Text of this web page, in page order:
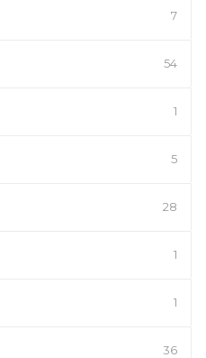
7
54
1
5
28
1
1
36